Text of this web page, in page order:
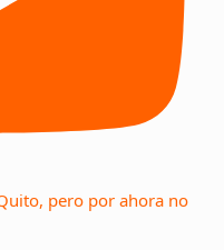
pero por ahora no